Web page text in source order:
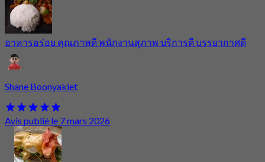
อาหารอร่อย คุณภาพดี พนักงานสุภาพ บริการดี บรรยากาศดี
Shane Boonyakiet
Avis publié le 7 mars 2026